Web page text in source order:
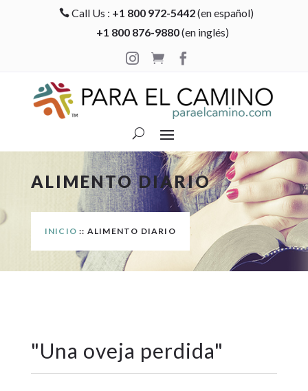
 Call Us : +1 800 972-5442(en español)
+1 800 876-9880(en inglés)

 
ALIMENTO DIARIO
INICIO :: ALIMENTO DIARIO
"Una oveja perdida"